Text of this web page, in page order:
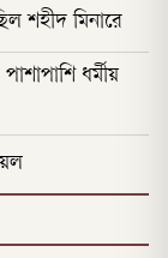
শহীদ মিনারে
ধর্মীয়